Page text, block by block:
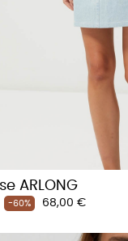
ARLONG
-60% Prix
68,00 €